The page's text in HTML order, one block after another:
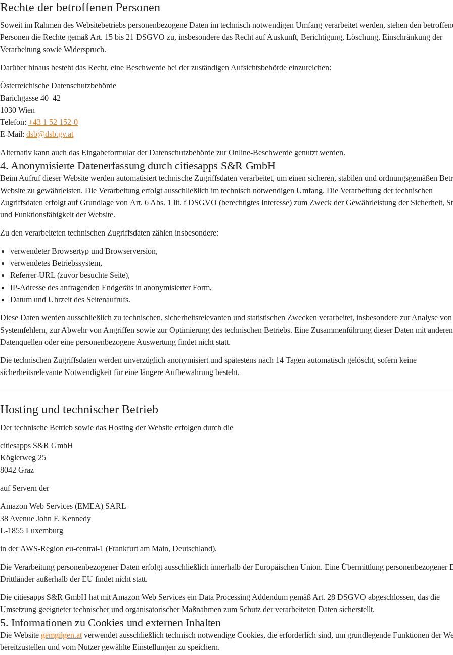
Rechte der betroffenen Personen
Soweit im Rahmen des Websitebetriebs personenbezogene Daten im technisch notwendigen Umfang verarbeitet werden, stehen den
Personen die Rechte gemäß Art. 15 bis 21 DSGVO zu, insbesondere das Recht auf Auskunft, Berichtigung, Löschung, Einschränkung der
Verarbeitung sowie Widerspruch.
Darüber hinaus besteht das Recht, eine Beschwerde bei der zuständigen Aufsichtsbehörde einzureichen:
Österreichische Datenschutzbehörde
Barichgasse 40–42
1030 Wien
Telefon: +43 1 52 152-0
E-Mail: dsb@dsb.gv.at
Alternativ kann auch das Eingabeformular der Datenschutzbehörde zur Online-Beschwerde genutzt werden.
4. Anonymisierte Datenerfassung durch citiesapps S&R GmbH
Beim Aufruf dieser Website werden automatisiert technische Zugriffsdaten verarbeitet, um einen sicheren, stabilen und ordnungsgemäßen
Website zu gewährleisten. Die Verarbeitung erfolgt ausschließlich im technisch notwendigen Umfang. Die Verarbeitung der technischen
Zugriffsdaten erfolgt auf Grundlage von Art. 6 Abs. 1 lit. f DSGVO (berechtigtes Interesse) zum Zweck der Gewährleistung der Sicherheit,
und Funktionsfähigkeit der Website.
Zu den verarbeiteten technischen Zugriffsdaten zählen insbesondere:
verwendeter Browsertyp und Browserversion,
verwendetes Betriebssystem,
Referrer-URL (zuvor besuchte Seite),
IP-Adresse des anfragenden Endgeräts in anonymisierter Form,
Datum und Uhrzeit des Seitenaufrufs.
Diese Daten werden ausschließlich zu technischen, sicherheitsrelevanten und statistischen Zwecken verarbeitet, insbesondere zur Analyse von
Systemfehlern, zur Abwehr von Angriffen sowie zur Optimierung des technischen Betriebs. Eine Zusammenführung dieser Daten mit anderen
Datenquellen oder eine personenbezogene Auswertung findet nicht statt.
Die technischen Zugriffsdaten werden unverzüglich anonymisiert und spätestens nach 14 Tagen automatisch gelöscht, sofern keine
sicherheitsrelevante Notwendigkeit für eine längere Aufbewahrung besteht.
Hosting und technischer Betrieb
Der technische Betrieb sowie das Hosting der Website erfolgen durch die
citiesapps S&R GmbH
Köglerweg 25
8042 Graz
auf Servern der
Amazon Web Services (EMEA) SARL
38 Avenue John F. Kennedy
L-1855 Luxemburg
in der AWS-Region eu-central-1 (Frankfurt am Main, Deutschland).
Die Verarbeitung personenbezogener Daten erfolgt ausschließlich innerhalb der Europäischen Union. Eine Übermittlung personenbezogener
Drittländer außerhalb der EU findet nicht statt.
Die citiesapps S&R GmbH hat mit Amazon Web Services ein Data Processing Addendum gemäß Art. 28 DSGVO abgeschlossen, das die
Umsetzung geeigneter technischer und organisatorischer Maßnahmen zum Schutz der verarbeiteten Daten sicherstellt.
5. Informationen zu Cookies und externen Inhalten
Die Website gemgilgen.at verwendet ausschließlich technisch notwendige Cookies, die erforderlich sind, um grundlegende Funktionen der
bereitzustellen und vom Nutzer gewählte Einstellungen zu speichern.